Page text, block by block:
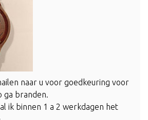
naar u voor goedkeuring voor
ga branden.
ik binnen 1 a 2 werkdagen het